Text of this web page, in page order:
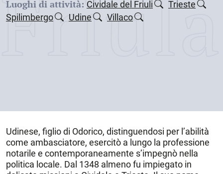
Luoghi di attività: Cividale del Friuli
Trieste
Spilimbergo
Udine Villaco
Udinese, figlio di Odorico, distinguendosi per l’abilità
come ambasciatore, esercitò a lungo la professione
notarile e contemporaneamente s’impegnò nella
politica locale. Dal 1348 almeno fu impiegato in